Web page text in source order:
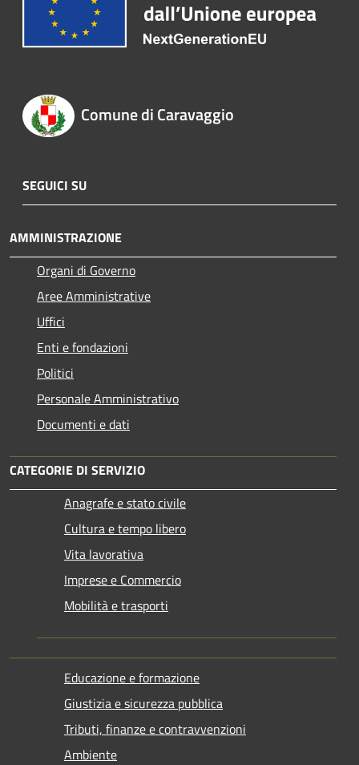
Comune di Caravaggio
SEGUICI SU
AMMINISTRAZIONE
Organi di Governo
Aree Amministrative
Uffici
Enti e fondazioni
Politici
Personale Amministrativo
Documenti e dati
CATEGORIE DI SERVIZIO
Anagrafe e stato civile
Cultura e tempo libero
Vita lavorativa
Imprese e Commercio
Mobilità e trasporti
Educazione e formazione
Giustizia e sicurezza pubblica
Tributi, finanze e contravvenzioni
Ambiente